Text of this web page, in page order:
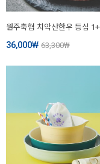
36,000₩ 63,300₩